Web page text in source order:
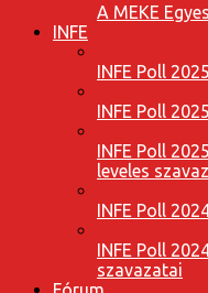
A MEKE
INFE
INFE Poll
INFE Poll
INFE Poll
leveles
INFE Poll
INFE Poll
szavazatai